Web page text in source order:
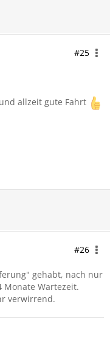
#25
allzeit gute Fahrt
#26
gehabt, nach nur
Monate Wartezeit.
verwirrend.